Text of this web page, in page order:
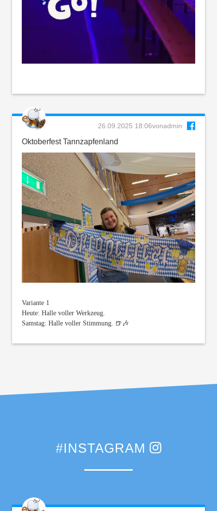
26.09.2025 18:06vonadmin
Oktoberfest Tannzapfenland
Variante 1
Heute: Halle voller Werkzeug.
Samstag: Halle voller Stimmung. 🍺🎶
#INSTAGRAM